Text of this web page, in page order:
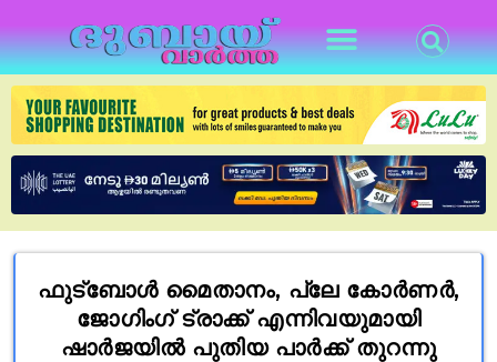
ഫുട്ബോൾ മൈതാനം, പ്ലേ കോർണർ,
ജോഗിംഗ് ട്രാക്ക് എന്നിവയുമായി
ഷാർജയിൽ പുതിയ പാർക്ക് തുറന്നു